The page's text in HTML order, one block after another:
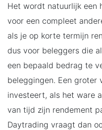
Het wordt natuurlijk een
voor een compleet
als je op korte termijn
dus voor beleggers die
een bepaald bedrag te
beleggingen. Een
investeert, als het ware
van tijd zijn rendement
Daytrading vraagt dan